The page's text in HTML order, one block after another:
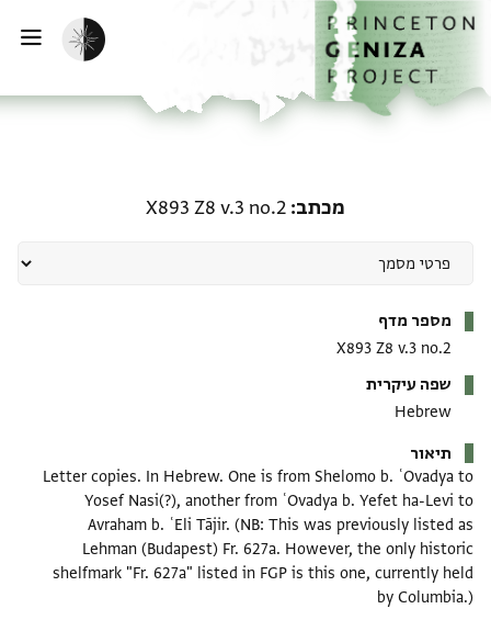
דילוג לתוכן
דף הבית
הפעלת מצב כהה
מכתב X893 Z8 v.3 no.2
מספר מדף
X893 Z8 v.3 no.2
שפה עיקרית
Hebrew
תיאור
Letter copies. In Hebrew. One is from Shelomo b. ʿOvadya to
Yosef Nasi(?), another from ʿOvadya b. Yefet ha-Levi to
Avraham b. ʿEli Tājir. (NB: This was previously listed as
Lehman (Budapest) Fr. 627a. However, the only historic
shelfmark "Fr. 627a" listed in FGP is this one, currently held
by Columbia.)